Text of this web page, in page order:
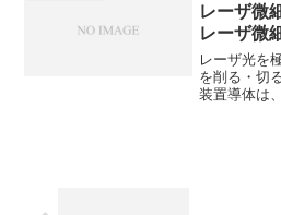
レーザ微
レーザ微
ぜ微細な
レーザ光を
を削る・切
装置導体は